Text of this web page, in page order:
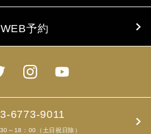
ンフレット、お申込書に明示
り、収集目的以外に使用いたし
、親権者の同意を得ます。
手配及び旅程の管理のために、
とお客様情報を共有する場合が
保管いたします。
WEB予約
6773-9011
～18：00（土日祝日除）